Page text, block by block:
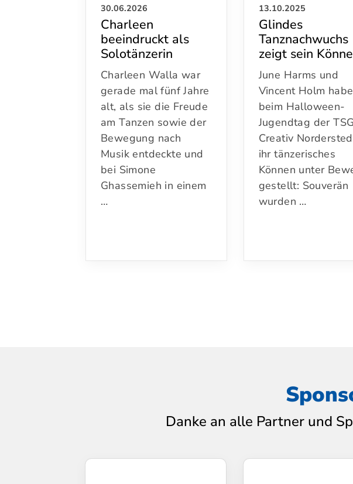
30.06.2026
Charleen
beeindruckt als
Solotänzerin
Charleen Walla war
gerade mal fünf Jahre
alt, als sie die Freude
am Tanzen sowie der
Bewegung nach
Musik entdeckte und
bei Simone
Ghassemieh in einem
…
13.10.2025
Glindes
Tanznachwuchs
zeigt sein
June Harms und
Vincent Holm
beim Halloween-
Jugendtag der TSG
Creativ
ihr tänzerisches
Können unter
gestellt: Souverän
wurden …
Danke an alle Partner und